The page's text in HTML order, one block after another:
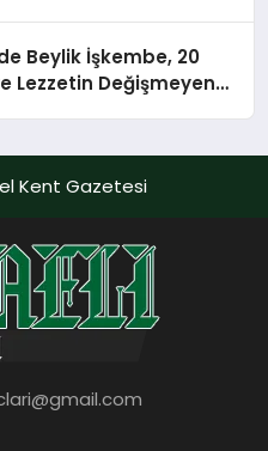
Beylik İşkembe, 20
Lezzetin Değişmeyen
Kent Gazetesi